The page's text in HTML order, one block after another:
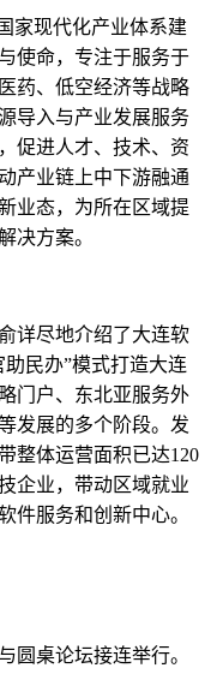
家现代化产业体系建
使命，专注于服务于
药、低空经济等战略
导入与产业发展服务
促进人才、技术、资
产业链上中下游融通
业态，为所在区域提
决方案。
详尽地介绍了大连软
民办”模式打造大连
门户、东北亚服务外
发展的多个阶段。发
整体运营面积已达120
企业，带动区域就业
件服务和创新中心。
圆桌论坛接连举行。